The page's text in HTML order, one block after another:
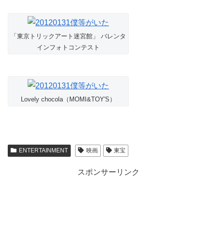
「東京トリックアート迷宮館」 バレンタ
インフォトコンテスト
Lovely chocola（MOMI&TOY'S）
ENTERTAINMENT 映画 東宝
スポンサーリンク